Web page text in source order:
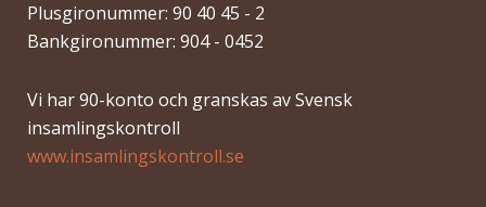
Plusgironummer: 90 40 45 - 2
Bankgironummer: 904 - 0452
Vi har 90-konto och granskas av Svensk
insamlingskontroll
www.insamlingskontroll.se